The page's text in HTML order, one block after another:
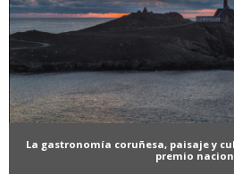
La gastronomía coruñesa, paisaje y
premio